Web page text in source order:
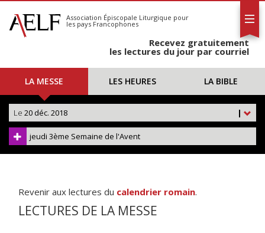
S'abonner
Calendrier
Association Épiscopale Liturgique pour
les pays Francophones
Recevez gratuitement
les lectures du jour par courriel
LA MESSE LES HEURES LA BIBLE
|
Le 20 déc. 2018
jeudi 3ème Semaine de l'Avent
Revenir aux lectures du calendrier romain.
LECTURES DE LA MESSE